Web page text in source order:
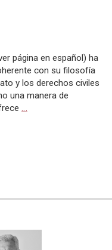
página en español) ha
con su filosofía
y los derechos civiles
una manera de
…